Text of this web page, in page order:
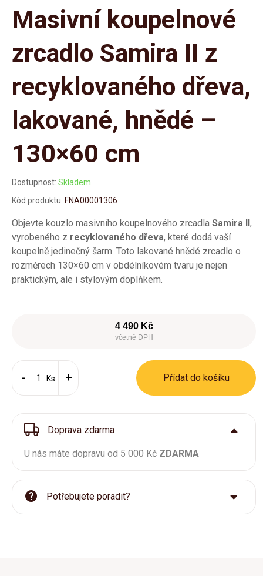
Masivní koupelnové
zrcadlo Samira II z
recyklovaného dřeva,
lakované, hnědé –
130×60 cm
Dostupnost: Skladem
Kód produktu: FNA00001306
Objevte kouzlo masivního koupelnového zrcadla Samira II,
vyrobeného z recyklovaného dřeva, které dodá vaší
koupelně jedinečný šarm. Toto lakované hnědé zrcadlo o
rozměrech 130×60 cm v obdélníkovém tvaru je nejen
praktickým, ale i stylovým doplňkem.
4 490 Kč
včetně DPH
Ks Přídat do košíku
Doprava zdarma
U nás máte dopravu od 5 000 Kč ZDARMA
Potřebujete poradit?